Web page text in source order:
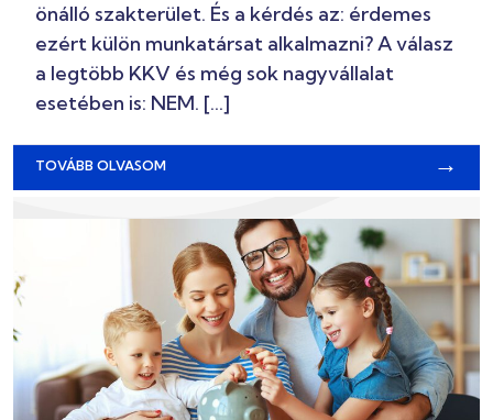
önálló szakterület. És a kérdés az: érdemes
ezért külön munkatársat alkalmazni? A válasz
a legtöbb KKV és még sok nagyvállalat
esetében is: NEM. […]
TOVÁBB OLVASOM →